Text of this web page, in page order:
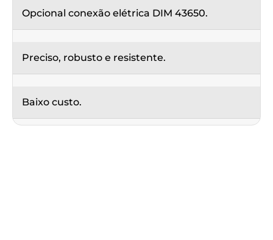
Opcional conexão elétrica DIM 43650.
Preciso, robusto e resistente.
Baixo custo.